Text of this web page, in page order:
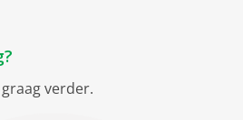
verder.